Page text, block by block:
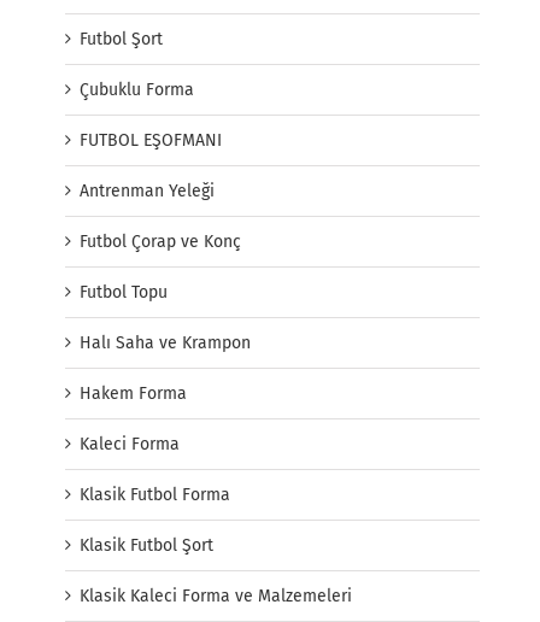
Futbol Şort
Çubuklu Forma
FUTBOL EŞOFMANI
Antrenman Yeleği
Futbol Çorap ve Konç
Futbol Topu
Halı Saha ve Krampon
Hakem Forma
Kaleci Forma
Klasik Futbol Forma
Klasik Futbol Şort
Klasik Kaleci Forma ve Malzemeleri